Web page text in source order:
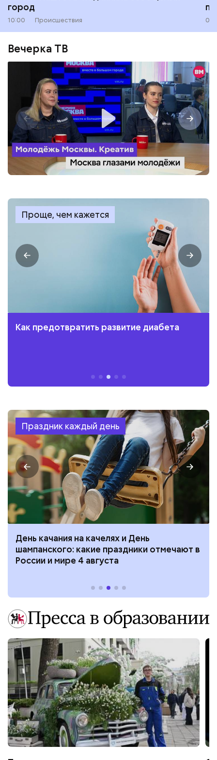
город
10:00 Происшествия
Вечерка ТВ
Проще, чем кажется
Как предотвратить развитие диабета
Праздник каждый день
День качания на качелях и День
шампанского: какие праздники отмечают в
России и мире 4 августа